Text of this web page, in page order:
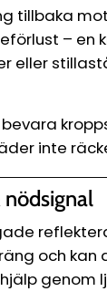
tillbaka
– en
eller
inte
och kan
genom